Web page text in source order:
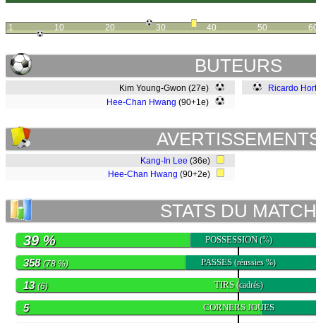
1 10 20 30 40 50
BUTEURS
Kim Young-Gwon (27e)
Hee-Chan Hwang (90+1e)
Ricardo
Kang-In Lee (36e)
Hee-Chan Hwang (90+2e)
STATS DU MATCH
POSSESSION(%)
39 %
PASSES(réussies %)
358(78 %)
TIRS(cadrés)
13(6)
CORNERS JOUES
5